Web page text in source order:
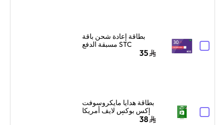
بطاقة إعادة شحن باقة
STC مسبقة الدفع
35
بطاقة هدايا مايكروسوفت
إكس بوكس لايف أمريكا
10 دولار أمريكي إرسال38